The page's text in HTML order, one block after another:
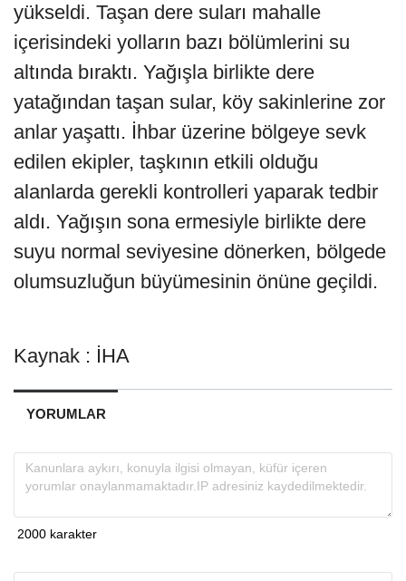
yükseldi. Taşan dere suları mahalle
içerisindeki yolların bazı bölümlerini su
altında bıraktı. Yağışla birlikte dere
yatağından taşan sular, köy sakinlerine zor
anlar yaşattı. İhbar üzerine bölgeye sevk
edilen ekipler, taşkının etkili olduğu
alanlarda gerekli kontrolleri yaparak tedbir
aldı. Yağışın sona ermesiyle birlikte dere
suyu normal seviyesine dönerken, bölgede
olumsuzluğun büyümesinin önüne geçildi.
Kaynak : İHA
YORUMLAR